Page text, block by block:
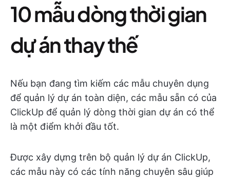
10 mẫu dòng thời gian
dự án thay thế
Nếu bạn đang tìm kiếm các mẫu chuyên dụng
để quản lý dự án toàn diện, các mẫu sẵn có của
ClickUp để quản lý dòng thời gian dự án có thể
là một điểm khởi đầu tốt.
Được xây dựng trên bộ quản lý dự án ClickUp,
các mẫu này có các tính năng chuyên sâu giúp